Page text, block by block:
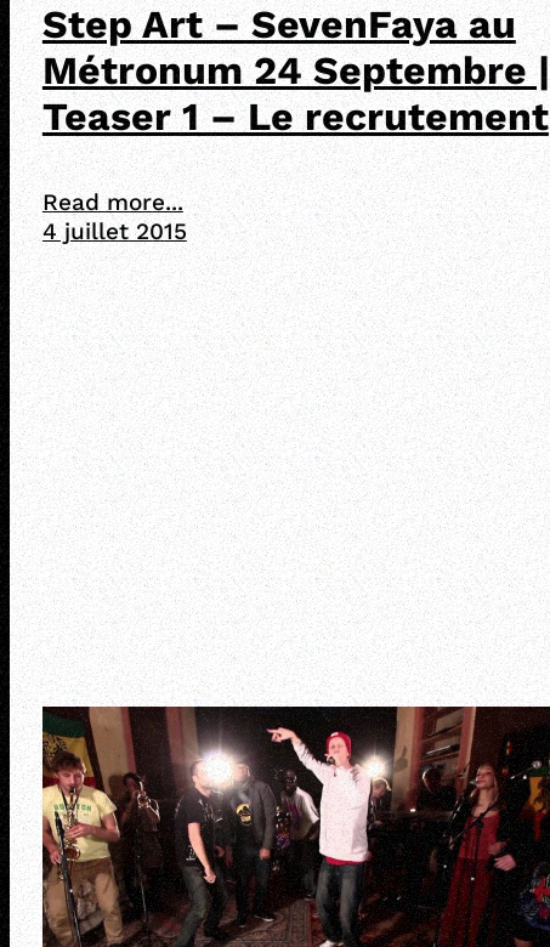
Step Art – SevenFaya au
Métronum 24 Septembre |
Teaser 1 – Le recrutement
Read more...
4 juillet 2015